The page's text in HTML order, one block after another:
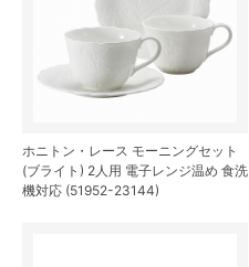
ホニトン・レース モーニングセット
(ブライト) 2人用 電子レンジ温め 食洗
機対応 (51952-23144)